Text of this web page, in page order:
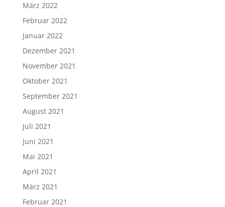
März 2022
Februar 2022
Januar 2022
Dezember 2021
November 2021
Oktober 2021
September 2021
August 2021
Juli 2021
Juni 2021
Mai 2021
April 2021
März 2021
Februar 2021